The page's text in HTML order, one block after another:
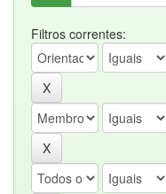
Filtros correntes: